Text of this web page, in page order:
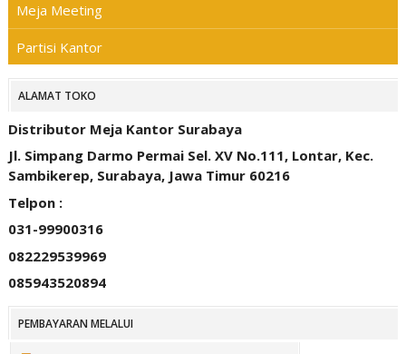
Meja Meeting
Partisi Kantor
ALAMAT TOKO
Distributor Meja Kantor Surabaya
Jl. Simpang Darmo Permai Sel. XV No.111, Lontar, Kec.
Sambikerep, Surabaya, Jawa Timur 60216
Telpon :
031-99900316
082229539969
085943520894
PEMBAYARAN MELALUI